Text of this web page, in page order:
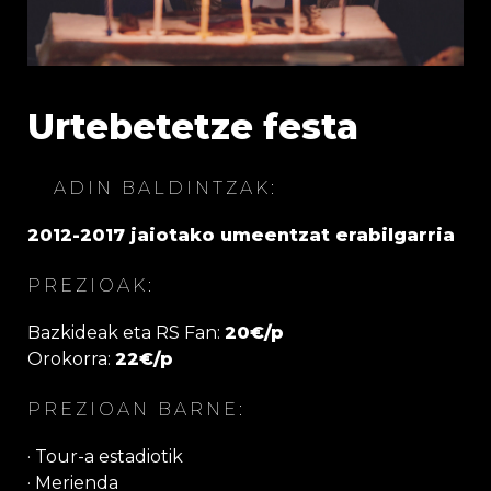
Urtebetetze festa
ADIN BALDINTZAK:
2012-2017 jaiotako umeentzat erabilgarria
PREZIOAK:
Bazkideak eta RS Fan: 20€/p
Orokorra: 22€/p
PREZIOAN BARNE:
· Tour-a estadiotik
· Merienda